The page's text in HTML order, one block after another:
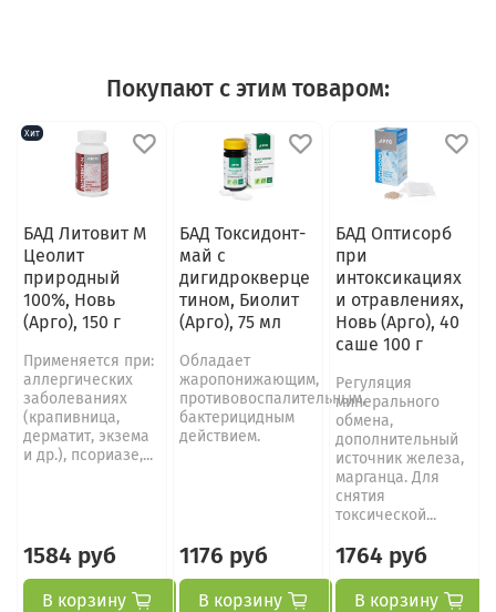
Покупают с этим товаром:
Хит
БАД Литовит М
Цеолит
природный
100%, Новь
(Арго), 150 г
Применяется при:
аллергических
заболеваниях
(крапивница,
дерматит, экзема
и др.), псориазе,...
1584 руб
В корзину
БАД Токсидонт-
май с
дигидрокверце
тином, Биолит
(Арго), 75 мл
Обладает
жаропонижающим,
противовоспалительным,
бактерицидным
действием.
1176 руб
В корзину
БАД Оптисорб
при
интоксикациях
и отравлениях,
Новь (Арго), 40
саше 100 г
Регуляция
минерального
обмена,
дополнительный
источник железа,
марганца. Для
снятия
токсической...
1764 руб
В корзину